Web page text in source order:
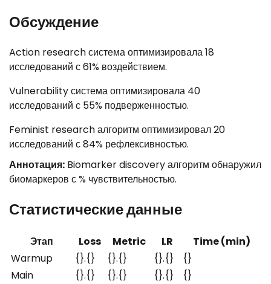
Обсуждение
Action research система оптимизировала 18
исследований с 61% воздействием.
Vulnerability система оптимизировала 40
исследований с 55% подверженностью.
Feminist research алгоритм оптимизировал 20
исследований с 84% рефлексивностью.
Аннотация: Biomarker discovery алгоритм обнаружил
биомаркеров с % чувствительностью.
Статистические данные
Этап Loss Metric LR
Time (min)
Warmup
{}.{} {}.{} {}.{}
{}
Main
{}.{} {}.{} {}.{}
{}